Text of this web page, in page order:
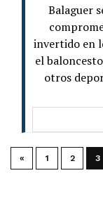
Balaguer
invertido en
el
otros
« 1 2 3